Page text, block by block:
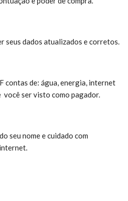
seus dados atualizados e corretos.
contas de: água, energia, internet
ser visto como pagador.
seu nome e cuidado com